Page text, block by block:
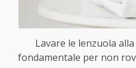
Lavare le lenzuola
fondamentale per non